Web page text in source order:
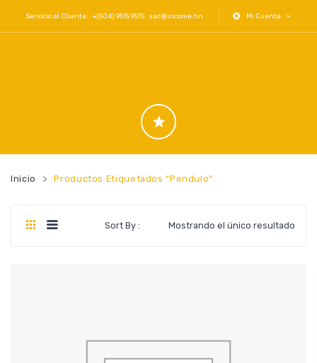
Servicio al Cliente: +(504) 9515 9515 sac@income.hn Mi Cuenta
Inicio Productos Etiquetados “pendulo”
Mostrando el único resultado
Sort By :